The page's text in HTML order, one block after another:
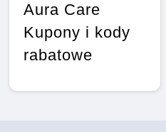
Aura Care
Kupony i kody
rabatowe